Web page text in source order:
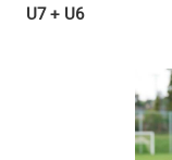
U7 + U6